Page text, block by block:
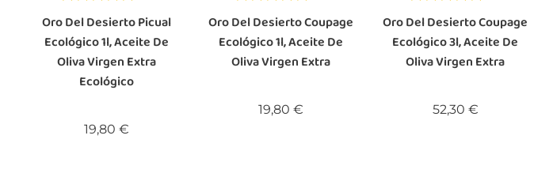
Oro Del Desierto Picual
Ecológico 1l, Aceite De
Oliva Virgen Extra
Ecológico
19,80 €
Oro Del Desierto Coupage
Ecológico 1l, Aceite De
Oliva Virgen Extra
19,80 €
Oro Del Desierto Coupage
Ecológico 3l, Aceite De
Oliva Virgen Extra
52,30 €Precio